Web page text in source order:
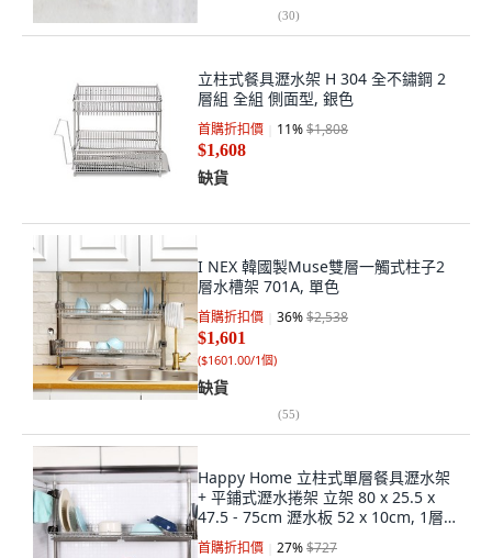
(30)
立柱式餐具瀝水架 H 304 全不鏽鋼 2
層組 全組 側面型, 銀色
首購折扣價 11%$1,808
$1,608
缺貨
I NEX 韓國製Muse雙層一觸式柱子2
層水槽架 701A, 單色
首購折扣價 36%$2,538
$1,601
($1601.00/1個)
缺貨
(55)
Happy Home 立柱式單層餐具瀝水架
+ 平鋪式瀝水捲架 立架 80 x 25.5 x
47.5 - 75cm 瀝水板 52 x 10cm, 1層,
綠色, 1組
首購折扣價 27%$727